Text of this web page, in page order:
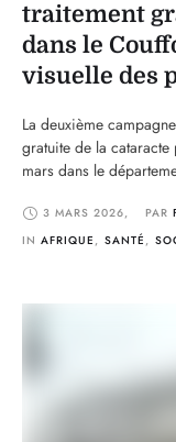
traitement
dans le
visuelle des
La deuxième
gratuite de la
mars dans le
l’Hôpital de Zone
3 MARS 2026, PAR
IN AFRIQUE , SANTÉ ,